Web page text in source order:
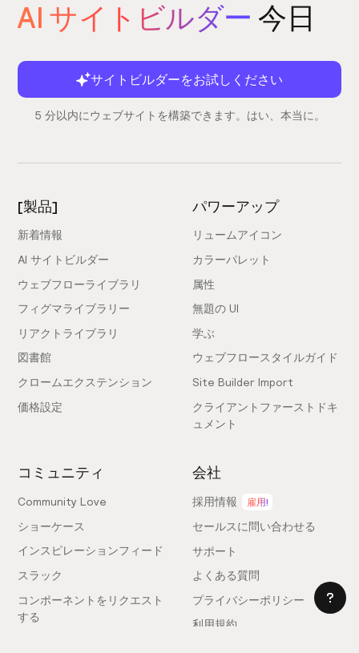
AI サイトビルダー 今日
サイトビルダーをお試しください
5 分以内にウェブサイトを構築できます。はい、本当に。
[製品]
新着情報
AI サイトビルダー
ウェブフローライブラリ
フィグマライブラリー
リアクトライブラリ
図書館
クロームエクステンション
価格設定
パワーアップ
リュームアイコン
カラーパレット
属性
無題の UI
学ぶ
ウェブフロースタイルガイド
Site Builder Import
クライアントファーストドキ
ュメント
コミュニティ
Community Love
ショーケース
インスピレーションフィード
スラック
コンポーネントをリクエスト
する
会社
採用情報 雇用!
セールスに問い合わせる
サポート
よくある質問
プライバシーポリシー
利用規約